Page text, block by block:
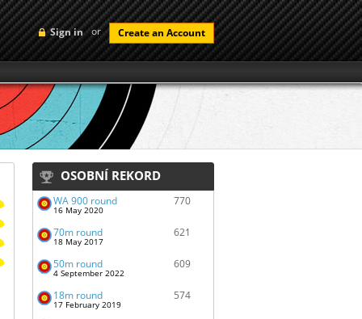
Sign in or Create an Account
OSOBNÍ REKORD
WA 900 round
16 May 2020
770
70m round
18 May 2017
621
50m round
4 September 2022
609
18m round
17 February 2019
574